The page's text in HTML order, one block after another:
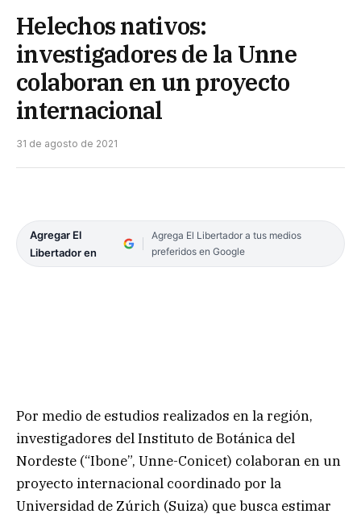
Helechos nativos:
investigadores de la Unne
colaboran en un proyecto
internacional
31 de agosto de 2021
Agregar El
Libertador en
Agrega El Libertador a tus medios
preferidos en Google
Por medio de estudios realizados en la región,
investigadores del Instituto de Botánica del
Nordeste (“Ibone”, Unne-Conicet) colaboran en un
proyecto internacional coordinado por la
Universidad de Zúrich (Suiza) que busca estimar